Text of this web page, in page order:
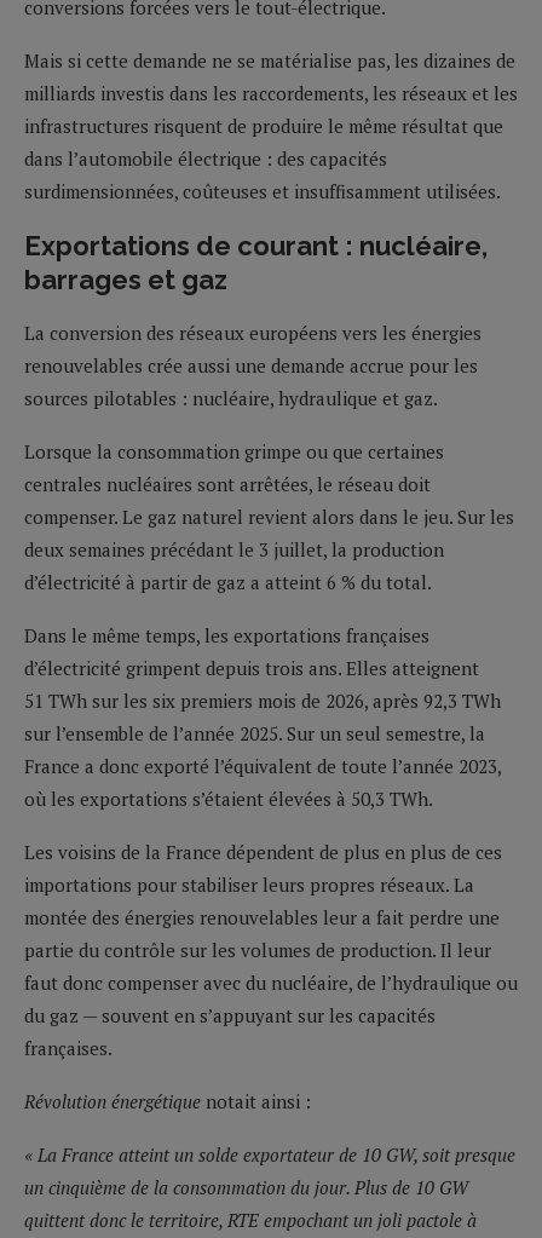
conversions forcées vers le tout-électrique.
Mais si cette demande ne se matérialise pas, les dizaines de
milliards investis dans les raccordements, les réseaux et les
infrastructures risquent de produire le même résultat que
dans l’automobile électrique : des capacités
surdimensionnées, coûteuses et insuffisamment utilisées.
Exportations de courant : nucléaire,
barrages et gaz
La conversion des réseaux européens vers les énergies
renouvelables crée aussi une demande accrue pour les
sources pilotables : nucléaire, hydraulique et gaz.
Lorsque la consommation grimpe ou que certaines
centrales nucléaires sont arrêtées, le réseau doit
compenser. Le gaz naturel revient alors dans le jeu. Sur les
deux semaines précédant le 3 juillet, la production
d’électricité à partir de gaz a atteint 6 % du total.
Dans le même temps, les exportations françaises
d’électricité grimpent depuis trois ans. Elles atteignent
51 TWh sur les six premiers mois de 2026, après 92,3 TWh
sur l’ensemble de l’année 2025. Sur un seul semestre, la
France a donc exporté l’équivalent de toute l’année 2023,
où les exportations s’étaient élevées à 50,3 TWh.
Les voisins de la France dépendent de plus en plus de ces
importations pour stabiliser leurs propres réseaux. La
montée des énergies renouvelables leur a fait perdre une
partie du contrôle sur les volumes de production. Il leur
faut donc compenser avec du nucléaire, de l’hydraulique ou
du gaz — souvent en s’appuyant sur les capacités
françaises.
Révolution énergétique notait ainsi :
« La France atteint un solde exportateur de 10 GW, soit presque
un cinquième de la consommation du jour. Plus de 10 GW
quittent donc le territoire, RTE empochant un joli pactole à